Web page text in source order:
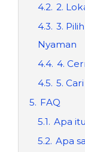
4.2. 2.
4.3. 3.
Nyaman
4.4. 4.
4.5. 5.
5. FAQ
5.1. Apa
5.2. Apa